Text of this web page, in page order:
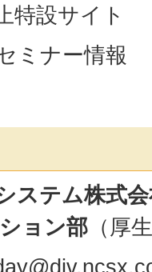
特設サイト
ミナー情報
ステム株式
ョン部 （厚